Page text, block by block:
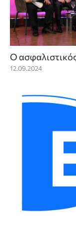
Ο
12.09.2024